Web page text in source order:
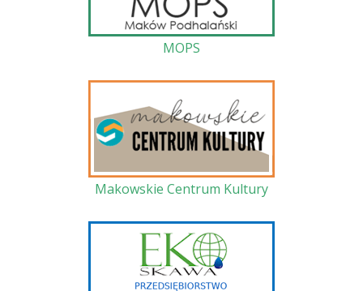
MOPS
Makowskie Centrum Kultury